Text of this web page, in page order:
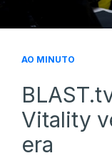
AO MINUTO
Vitality
era